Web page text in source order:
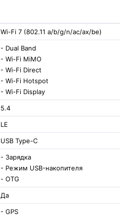
Wi-Fi 7 (802.11 a/b/g/n/ac/ax/be)
- Dual Band
- Wi-Fi MiMO
- Wi-Fi Direct
- Wi-Fi Hotspot
- Wi-Fi Display
5.4
LE
USB Type-C
- Зарядка
- Режим USB-накопителя
- OTG
Да
- GPS